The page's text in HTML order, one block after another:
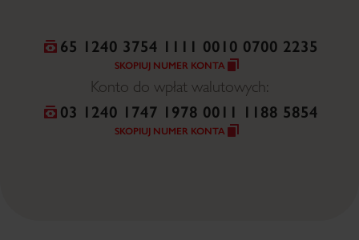
65 1240 3754 1111 0010 0700 2235
SKOPIUJ NUMER KONTA
Konto do wpłat walutowych:
03 1240 1747 1978 0011 1188 5854
SKOPIUJ NUMER KONTA